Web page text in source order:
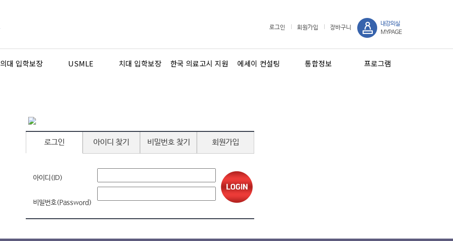
로그인 회원가입 장바구니
내강의실
MYPAGE
의대 입학보장 USMLE 치대 입학보장 한국 의료고시 지원 에세이 컨설팅 통합정보 프로그램
로그인 아이디 찾기 비밀번호 찾기 회원가입
아이디(ID)
비밀번호(Password)